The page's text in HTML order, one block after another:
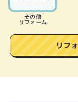
その他
リフォーム
リフ